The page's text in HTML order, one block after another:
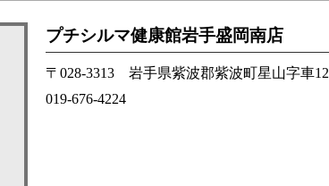
プチシルマ健康館岩手盛岡南店
〒028-3313 岩手県紫波郡紫波町星山字車12
019-676-4224